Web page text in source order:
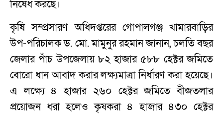
নিষেধ করছে।
কৃষি সম্প্রসারণ অধিদপ্তরের গোপালগঞ্জ খামারবাড়ির
উপ-পরিচালক ড. মো. মামুনুর রহমান জানান, চলতি বছর
জেলার পাঁচ উপজেলায় ৮২ হাজার ৫৮৮ হেক্টর জমিতে
বোরো ধান আবাদ করার লক্ষ্যমাত্রা নির্ধারণ করা হয়েছে।
এ লক্ষ্যে ৪ হাজার ২৬০ হেক্টর জমিতে বীজতলার
প্রয়োজন ধরা হলেও কৃষকরা ৪ হাজার ৪৩০ হেক্টর